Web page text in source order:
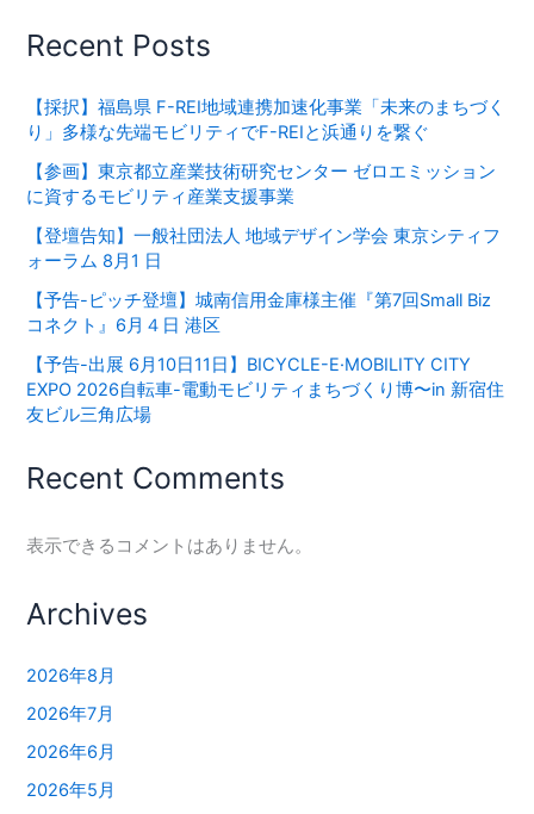
Recent Posts
【採択】福島県 F-REI地域連携加速化事業「未来のまちづく
り」多様な先端モビリティでF-REIと浜通りを繋ぐ
【参画】東京都立産業技術研究センター ゼロエミッション
に資するモビリティ産業支援事業
【登壇告知】一般社団法人 地域デザイン学会 東京シティフ
ォーラム 8月1 日
【予告-ピッチ登壇】城南信用金庫様主催『第7回Small Biz
コネクト』6月４日 港区
【予告-出展 6月10日11日】BICYCLE-E·MOBILITY CITY
EXPO 2026⾃転⾞-電動モビリティまちづくり博〜in 新宿住
友ビル三⾓広場
Recent Comments
表示できるコメントはありません。
Archives
2026年8月
2026年7月
2026年6月
2026年5月